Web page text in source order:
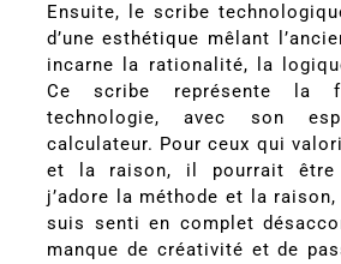
Ensuite, le scribe
d’une esthétique mêlant
incarne la rationalité, la
Ce scribe représente la
technologie, avec son
calculateur. Pour ceux qui
et la raison, il pourrait être
j’adore la méthode et la
suis senti en complet
manque de créativité et de